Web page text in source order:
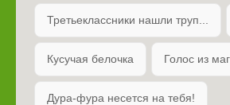
Третьеклассники нашли труп...
Кусучая белочка Голос из
Дура-фура несется на тебя!